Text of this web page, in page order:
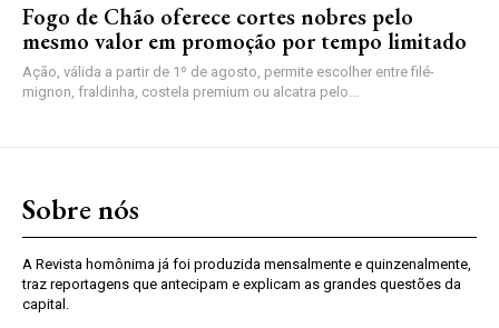
Fogo de Chão oferece cortes nobres pelo
mesmo valor em promoção por tempo limitado
Ação, válida a partir de 1º de agosto, permite escolher entre filé-
mignon, fraldinha, costela premium ou alcatra pelo...
Sobre nós
A Revista homônima já foi produzida mensalmente e quinzenalmente,
traz reportagens que antecipam e explicam as grandes questões da
capital.